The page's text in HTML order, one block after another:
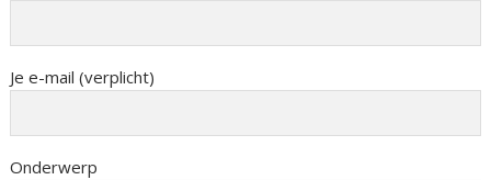
Je e-mail (verplicht)
Onderwerp